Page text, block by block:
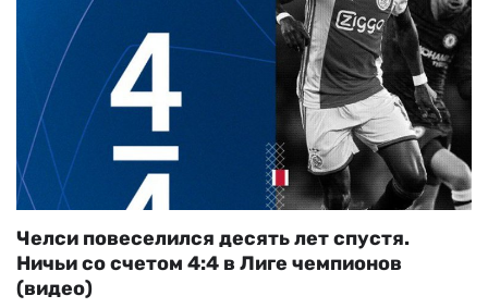
Челси повеселился десять лет спустя.
Ничьи со счетом 4:4 в Лиге чемпионов
(видео)